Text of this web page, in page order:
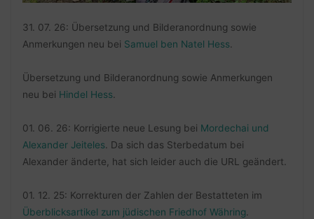
31. 07. 26: Übersetzung und Bilderanordnung sowie
Anmerkungen neu bei Samuel ben Natel Hess.
Übersetzung und Bilderanordnung sowie Anmerkungen
neu bei Hindel Hess.
01. 06. 26: Korrigierte neue Lesung bei Mordechai und
Alexander Jeiteles. Da sich das Sterbedatum bei
Alexander änderte, hat sich leider auch die URL geändert.
01. 12. 25: Korrekturen der Zahlen der Bestatteten im
Überblicksartikel zum jüdischen Friedhof Währing.